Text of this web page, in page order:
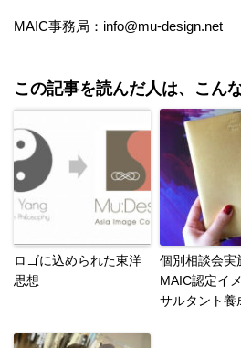
MAIC事務局：info@mu-design.net
この記事を読んだ人は、こん
ロゴに込められた東洋
思想
個別相談会実
MAIC認定イ
サルタント養